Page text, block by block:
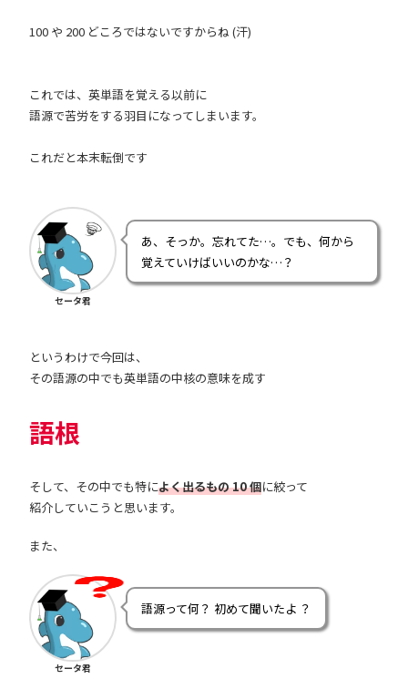
100 や 200 どころではないですからね (汗)
これでは、英単語を覚える以前に
語源で苦労をする羽目になってしまいます。
これだと本末転倒です
セータ君
あ、そっか。忘れてた…。でも、何から
覚えていけばいいのかな…？
というわけで今回は、
その語源の中でも英単語の中核の意味を成す
語根
そして、その中でも特によく出るもの 10 個に絞って
紹介していこうと思います。
また、
セータ君
語源って何？ 初めて聞いたよ ？